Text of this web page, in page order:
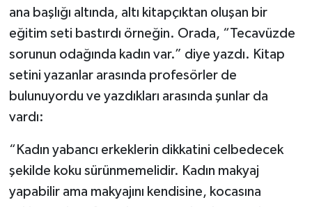
ana başlığı altında, altı kitapçıktan oluşan bir
eğitim seti bastırdı örneğin. Orada, “Tecavüzde
sorunun odağında kadın var.” diye yazdı. Kitap
setini yazanlar arasında profesörler de
bulunuyordu ve yazdıkları arasında şunlar da
vardı:
“Kadın yabancı erkeklerin dikkatini celbedecek
şekilde koku sürünmemelidir. Kadın makyaj
yapabilir ama makyajını kendisine, kocasına